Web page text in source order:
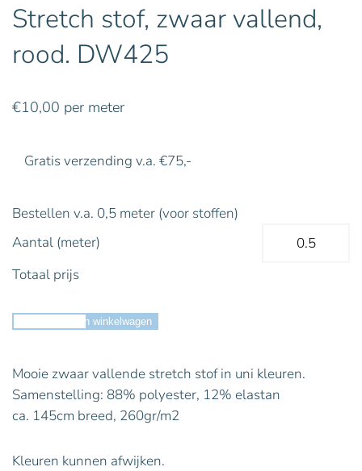
Stretch stof, zwaar vallend,
rood. DW425
€10,00 per meter
Gratis verzending v.a. €75,-
Bestellen v.a. 0,5 meter (voor stoffen)
Aantal (meter)
Totaal prijs
Toevoegen aan winkelwagen
Mooie zwaar vallende stretch stof in uni kleuren.
Samenstelling: 88% polyester, 12% elastan
ca. 145cm breed, 260gr/m2
Kleuren kunnen afwijken.